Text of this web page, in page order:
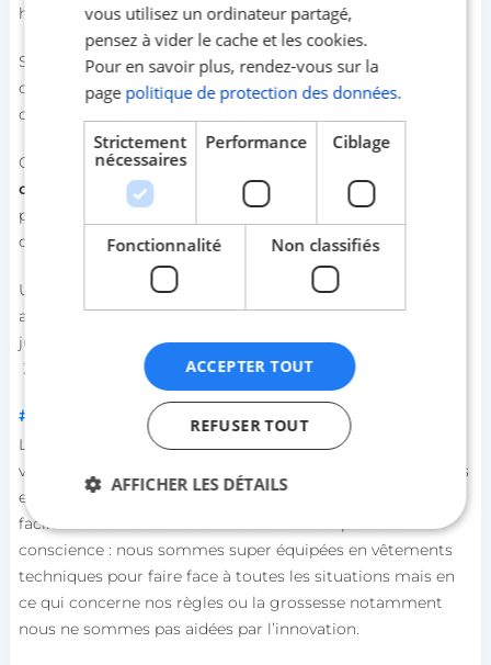
hygiénique, il est temps de changer les règles !
Smoon est née de l’envie furieuse d’équiper les femmes
quand elles en ont le plus besoin, tout en respectant leurs
corps et la planète.
C’est pourquoi, nous avons développé une gamme de
culotte menstruelle Smoon
sans couture pour leur
permettre d’être libres de leurs mouvements et sûres
d’elles pendant leurs règles !
Ultra performants et confortables, nos modèles peuvent
absorber jusqu’à l’équivalent de 4 tampons et offrent
jusqu’à 12 heures de protection, de jour comme de nuit.
Zéro odeur - Zéro sensation d’humidité - Zéro fuite
#2 Comment vous est venu l’idée ?
L’idée de créer une marque de lingerie innovante m’est
venue au moment de la naissance de ma fille. Pertes, fuites
et autres réjouissances, c’est un moment qui n’est pas
facile dans la vie d’une femme. J’ai eu une prise de
conscience : nous sommes super équipées en vêtements
techniques pour faire face à toutes les situations mais en
ce qui concerne nos règles ou la grossesse notamment
nous ne sommes pas aidées par l’innovation.
vous utilisez un ordinateur partagé,
pensez à vider le cache et les cookies.
Pour en savoir plus, rendez-vous sur la
page politique de protection des données.
Strictement
nécessaires
Performance Ciblage
Fonctionnalité Non classifiés
ACCEPTER TOUT
REFUSER TOUT
AFFICHER LES DÉTAILS
Strictement nécessaires
Performance
Ciblage
Fonctionnalité Non classifiés